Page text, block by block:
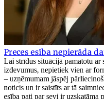
Preces esība nepierāda
Lai strīdus situācijā pamatotu ar
izdevumus, nepietiek vien ar
– uzņēmumam jāspēj
noticis un ir saistīts ar tā
esība pati par sevi ir uzskatāma